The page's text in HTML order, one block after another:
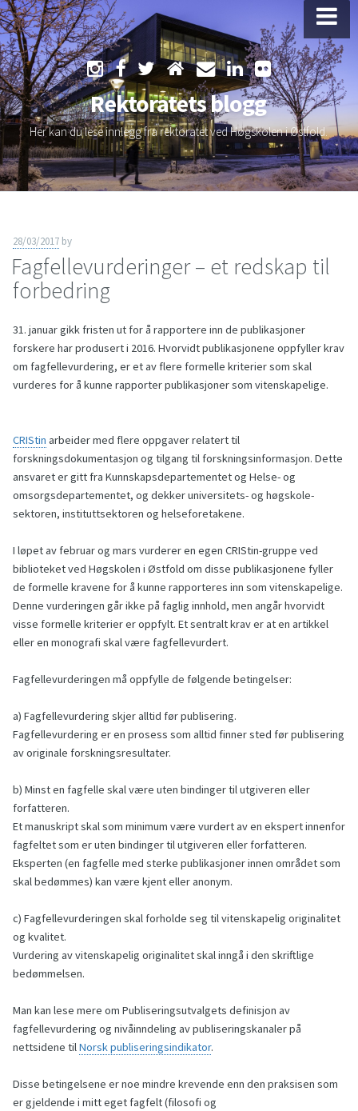
Skip
to
contentRektoratets blogg
Her kan du lese innlegg fra rektoratet ved Høgskolen i Østfold.
28/03/2017 by
Fagfellevurderinger – et redskap til
forbedring
31. januar gikk fristen ut for å rapportere inn de publikasjoner
forskere har produsert i 2016. Hvorvidt publikasjonene oppfyller krav
om fagfellevurdering, er et av flere formelle kriterier som skal
vurderes for å kunne rapporter publikasjoner som vitenskapelige.
CRIStin arbeider med flere oppgaver relatert til
forskningsdokumentasjon og tilgang til forskningsinformasjon. Dette
ansvaret er gitt fra Kunnskapsdepartementet og Helse- og
omsorgsdepartementet, og dekker universitets- og høg­skole­
sektoren, institutt­sektoren og helseforetakene.
I løpet av februar og mars vurderer en egen CRIStin-gruppe ved
biblioteket ved Høgskolen i Østfold om disse publikasjonene fyller
de formelle kravene for å kunne rapporteres inn som vitenskapelige.
Denne vurderingen går ikke på faglig innhold, men angår hvorvidt
visse formelle kriterier er oppfylt. Et sentralt krav er at en artikkel
eller en monografi skal være fagfellevurdert.
Fagfellevurderingen må oppfylle de følgende betingelser:
a) Fagfellevurdering skjer alltid før publisering.
Fagfellevurdering er en prosess som alltid finner sted før publisering
av originale forskningsresultater.
b) Minst en fagfelle skal være uten bindinger til utgiveren eller
forfatteren.
Et manuskript skal som minimum være vurdert av en ekspert innenfor
fagfeltet som er uten bindinger til utgiveren eller forfatteren.
Eksperten (en fagfelle med sterke publikasjoner innen området som
skal bedømmes) kan være kjent eller anonym.
c) Fagfellevurderingen skal forholde seg til vitenskapelig originalitet
og kvalitet.
Vurdering av vitenskapelig originalitet skal inngå i den skriftlige
bedømmelsen.
Man kan lese mere om Publiseringsutvalgets definisjon av
fagfellevurdering og nivåinndeling av publiseringskanaler på
nettsidene tilNorsk publiseringsindikator.
Disse betingelsene er noe mindre krevende enn den praksisen som
er gjeldende i mitt eget fagfelt (filosofi og